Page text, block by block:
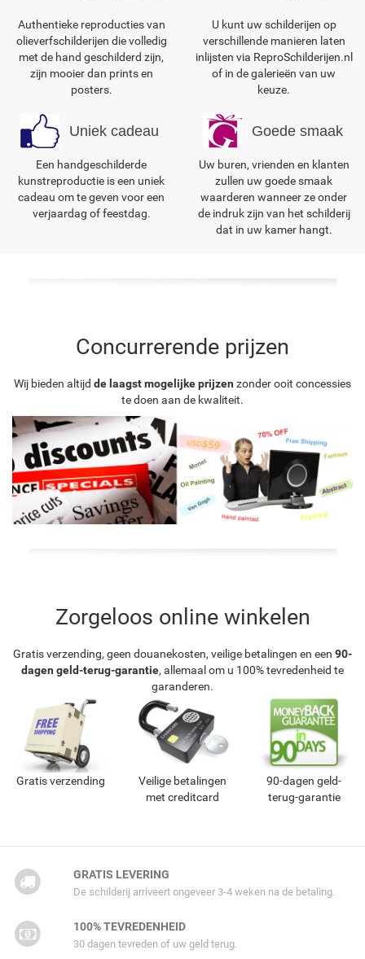
Authentieke reproducties van
olieverfschilderijen die volledig
met de hand geschilderd zijn,
zijn mooier dan prints en
posters.
U kunt uw schilderijen op
verschillende manieren laten
inlijsten via ReproSchilderijen.nl
of in de galerieën van uw
keuze.
Uniek cadeau
Een handgeschilderde
kunstreproductie is een uniek
cadeau om te geven voor een
verjaardag of feestdag.
Goede smaak
Uw buren, vrienden en klanten
zullen uw goede smaak
waarderen wanneer ze onder
de indruk zijn van het schilderij
dat in uw kamer hangt.
Concurrerende prijzen
Wij bieden altijd de laagst mogelijke prijzen zonder ooit concessies
te doen aan de kwaliteit.
Zorgeloos online winkelen
Gratis verzending, geen douanekosten, veilige betalingen en een 90-
dagen geld-terug-garantie, allemaal om u 100% tevredenheid te
garanderen.
Gratis verzending
Veilige betalingen
met creditcard
90-dagen geld-
terug-garantie
GRATIS LEVERING
De schilderij arriveert ongeveer 3-4 weken na de betaling.
100% TEVREDENHEID
30 dagen tevreden of uw geld terug.